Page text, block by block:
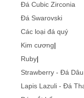
Đá Cubic Zirconia
Đá Swarovski
Các loại đá quý
Kim cương|
Ruby|
Strawberry - Đá
Lapis Lazuli - Đá